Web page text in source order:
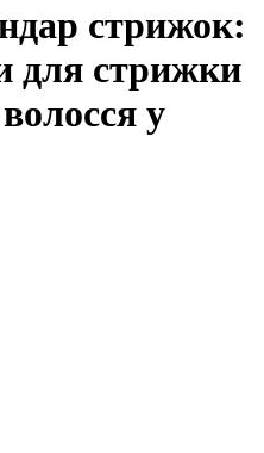
стрижок:
для стрижки
у